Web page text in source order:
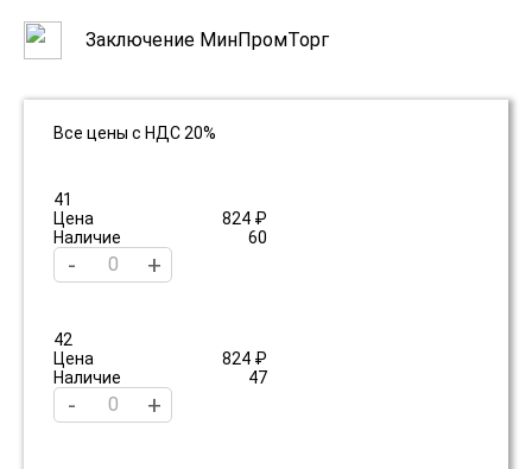
Заключение МинПромТорг
Все цены с НДС 20%
41
Цена
824 ₽
Наличие
60
- +
42
Цена
824 ₽
Наличие
47
- +